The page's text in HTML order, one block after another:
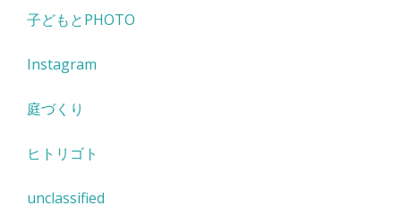
子どもとPHOTO
Instagram
庭づくり
ヒトリゴト
unclassified